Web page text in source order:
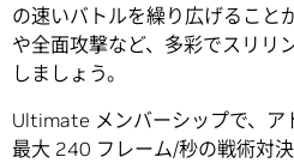
の速いバトルを繰り広げること
や全面攻撃など、多彩でスリリ
しましょう。
Ultimate メンバーシップで、ア
最大 240 フレーム/秒の戦術対